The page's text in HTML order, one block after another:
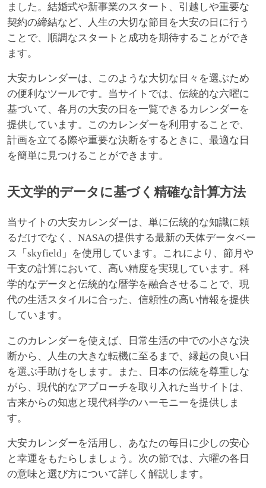
ました。結婚式や新事業のスタート、引越しや重要な
契約の締結など、人生の大切な節目を大安の日に行う
ことで、順調なスタートと成功を期待することができ
ます。
大安カレンダーは、このような大切な日々を選ぶため
の便利なツールです。当サイトでは、伝統的な六曜に
基づいて、各月の大安の日を一覧できるカレンダーを
提供しています。このカレンダーを利用することで、
計画を立てる際や重要な決断をするときに、最適な日
を簡単に見つけることができます。
天文学的データに基づく精確な計算方法
当サイトの大安カレンダーは、単に伝統的な知識に頼
るだけでなく、NASAの提供する最新の天体データベー
ス「skyfield」を使用しています。これにより、節月や
干支の計算において、高い精度を実現しています。科
学的なデータと伝統的な暦学を融合させることで、現
代の生活スタイルに合った、信頼性の高い情報を提供
しています。
このカレンダーを使えば、日常生活の中での小さな決
断から、人生の大きな転機に至るまで、縁起の良い日
を選ぶ手助けをします。また、日本の伝統を尊重しな
がら、現代的なアプローチを取り入れた当サイトは、
古来からの知恵と現代科学のハーモニーを提供しま
す。
大安カレンダーを活用し、あなたの毎日に少しの安心
と幸運をもたらしましょう。次の節では、六曜の各日
の意味と選び方について詳しく解説します。